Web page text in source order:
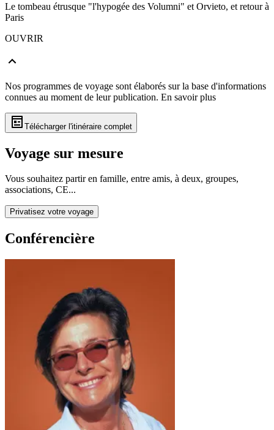
Le tombeau étrusque "l'hypogée des Volumni" et Orvieto, et retour à
Paris
OUVRIR
Nos programmes de voyage sont élaborés sur la base d'informations
connues au moment de leur publication. En savoir plus
Télécharger l'itinéraire complet
Voyage sur mesure
Vous souhaitez partir en famille, entre amis, à deux, groupes,
associations, CE...
Privatisez votre voyage
Conférencière